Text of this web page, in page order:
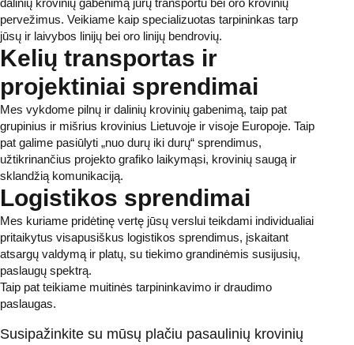
dalinių krovinių gabenimą jūrų transportu bei oro krovinių
pervežimus. Veikiame kaip specializuotas tarpininkas tarp
jūsų ir laivybos linijų bei oro linijų bendrovių.
Kelių transportas ir
projektiniai sprendimai
Mes vykdome pilnų ir dalinių krovinių gabenimą, taip pat
grupinius ir mišrius krovinius Lietuvoje ir visoje Europoje. Taip
pat galime pasiūlyti „nuo durų iki durų“ sprendimus,
užtikrinančius projekto grafiko laikymąsi, krovinių saugą ir
sklandžią komunikaciją.
Logistikos sprendimai
Mes kuriame pridėtinę vertę jūsų verslui teikdami individualiai
pritaikytus visapusiškus logistikos sprendimus, įskaitant
atsargų valdymą ir platų, su tiekimo grandinėmis susijusių,
paslaugų spektrą.
Taip pat teikiame muitinės tarpininkavimo ir draudimo
paslaugas.
Susipažinkite su mūsų plačiu pasaulinių krovinių